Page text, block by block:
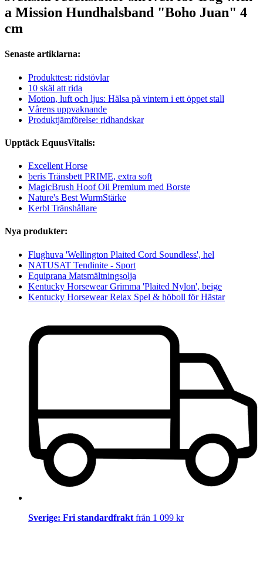
a Mission Hundhalsband "Boho Juan" 4
cm
Senaste artiklarna:
Produkttest: ridstövlar
10 skäl att rida
Motion, luft och ljus: Hälsa på vintern i ett öppet stall
Vårens uppvaknande
Produktjämförelse: ridhandskar
Upptäck EquusVitalis:
Excellent Horse
beris Tränsbett PRIME, extra soft
MagicBrush Hoof Oil Premium med Borste
Nature's Best WurmStärke
Kerbl Tränshållare
Nya produkter:
Flughuva 'Wellington Plaited Cord Soundless', hel
NATUSAT Tendinite - Sport
Equiprana Matsmältningsolja
Kentucky Horsewear Grimma 'Plaited Nylon', beige
Kentucky Horsewear Relax Spel & höboll för Hästar
Sverige: Fri standardfrakt från 1 099 kr